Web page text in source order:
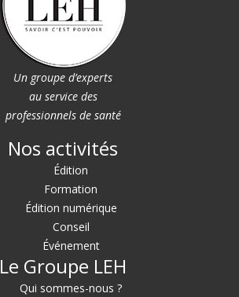
Un groupe d’experts
au service des
professionnels de santé
Nos activités
Édition
Formation
Édition numérique
Conseil
Événement
Le Groupe LEH
Qui sommes-nous ?